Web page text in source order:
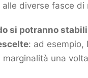
diverse fasce di
si potranno
: ad esempio,
marginalità una